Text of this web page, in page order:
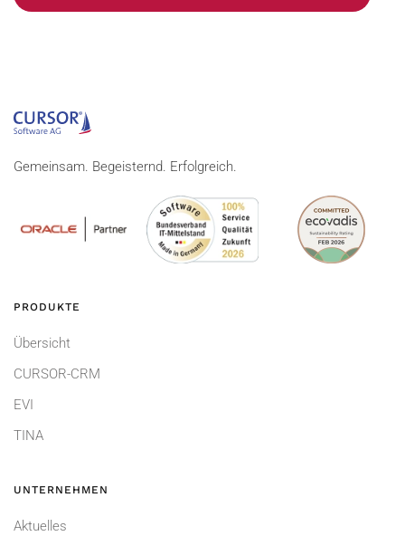
Gemeinsam. Begeisternd. Erfolgreich.
PRODUKTE
Übersicht
CURSOR-CRM
EVI
TINA
UNTERNEHMEN
Aktuelles